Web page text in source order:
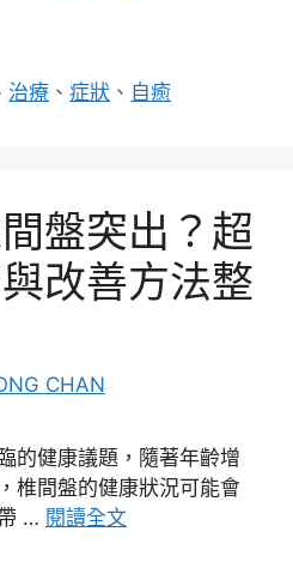
治療 、症狀 、 自癒
盤突出？超
改善方法整
CHAN
的健康議題，隨著年齡增
椎間盤的健康狀況可能會
… 閱讀全文